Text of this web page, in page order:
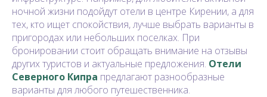
ночной жизни подойдут отели в центре Кирении, а для
тех, кто ищет спокойствия, лучше выбрать варианты в
пригородах или небольших поселках. При
бронировании стоит обращать внимание на отзывы
других туристов и актуальные предложения. Отели
Северного Кипра предлагают разнообразные
варианты для любого путешественника.